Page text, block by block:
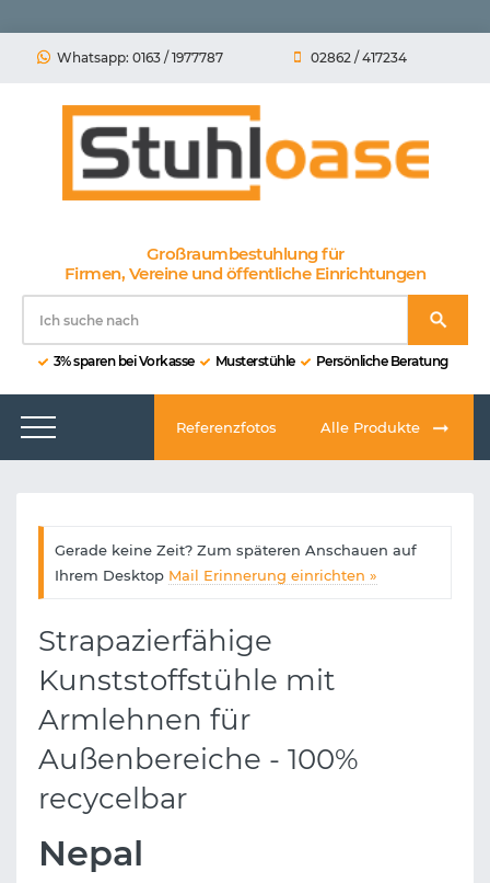
Whatsapp: 0163 / 1977787 02862 / 417234
Großraumbestuhlung für
Firmen, Vereine und öffentliche Einrichtungen
3% sparen bei Vorkasse Musterstühle Persönliche Beratung
Referenzfotos Alle Produkte
Gerade keine Zeit? Zum späteren Anschauen auf
Ihrem Desktop Mail Erinnerung einrichten »
Strapazierfähige
Kunststoffstühle mit
Armlehnen für
Außenbereiche - 100%
recycelbar
Nepal